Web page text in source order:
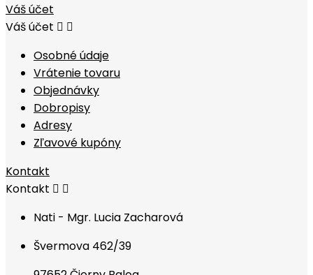
Váš účet
Váš účet  
Osobné údaje
Vrátenie tovaru
Objednávky
Dobropisy
Adresy
Zľavové kupóny
Kontakt
Kontakt  
Nati - Mgr. Lucia Zacharová
Švermova 462/39